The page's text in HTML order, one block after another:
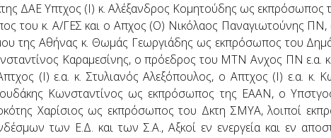
ΔΑΕ Υπτχος (Ι) κ. Αλέξανδρος Κομητούδης ως εκπρόσωπος
του κ. Α/ΓΕΣ και ο Απχος (Ο) Νικόλαος Παναγιωτούνης
της Αθήνας κ. Θωμάς Γεωργιάδης ως εκπρόσωπος του
Καραμεσίνης, ο πρόεδρος του ΜΤΝ Ανχος ΠΝ ε.α.
(Ι) ε.α. κ. Στυλιανός Αλεξόπουλος, ο Απτχος (Ι) ε.α. κ.
Κωνσταντίνος ως εκπρόσωπος της ΕΑΑΝ, ο
Χαρίσιος ως εκπρόσωπος του Δκτη ΣΜΥΑ, λοιποί
των Ε.Δ. και των Σ.Α., Αξκοί εν ενεργεία και εν